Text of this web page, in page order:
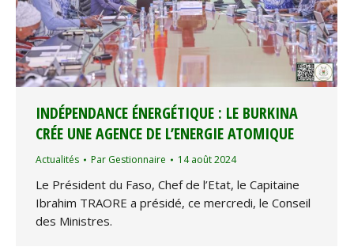
INDÉPENDANCE ÉNERGÉTIQUE : LE BURKINA
CRÉE UNE AGENCE DE L’ENERGIE ATOMIQUE
Actualités Par Gestionnaire 14 août 2024
Le Président du Faso, Chef de l’Etat, le Capitaine
Ibrahim TRAORE a présidé, ce mercredi, le Conseil
des Ministres.